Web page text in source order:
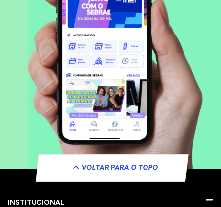
VOLTAR PARA O TOPO
INSTITUCIONAL